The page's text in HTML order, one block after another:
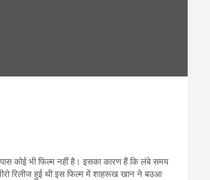
कोई भी फिल्म नहीं है। इसका कारण हैं कि लंबे समय
रिलीज हुई थी इस फिल्म में शाहरूख खान ने बउआ